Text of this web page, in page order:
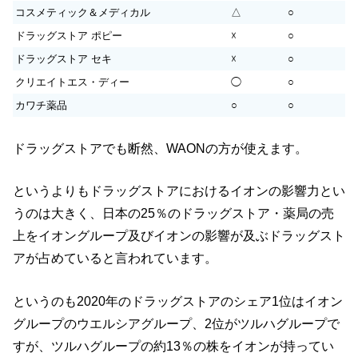
コスメティック＆メディカル
△
○
ドラッグストア ポピー
☓
○
ドラッグストア セキ
☓
○
クリエイトエス・ディー
◯
○
カワチ薬品
○ ○
ドラッグストアでも断然、WAONの方が使えます。
というよりもドラッグストアにおけるイオンの影響力とい
うのは大きく、日本の25％のドラッグストア・薬局の売
上をイオングループ及びイオンの影響が及ぶドラッグスト
アが占めていると言われています。
というのも2020年のドラッグストアのシェア1位はイオン
グループのウエルシアグループ、2位がツルハグループで
すが、ツルハグループの約13％の株をイオンが持ってい